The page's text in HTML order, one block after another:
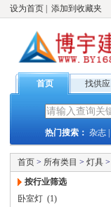
设为首页 添加到收藏夹
首页 找供应
热门搜索： 杂志
首页 > 所有类目 > 灯具 >
按行业筛选
卧室灯 (1)